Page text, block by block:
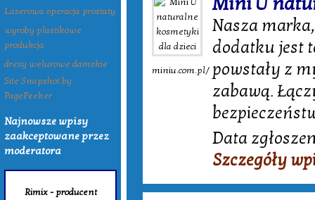
Laserowa operacja prostaty
wyroby plastikowe
produkcja
dresy welurowe damskie
Site Snapshot by
PagePeeker
Najnowsze wpisy
zaakceptowane przez
moderatora
Rimix - producent
miniu.com.pl/
Nasza
dodatku jest
powstały z
zabawą.
Data
Szczegóły